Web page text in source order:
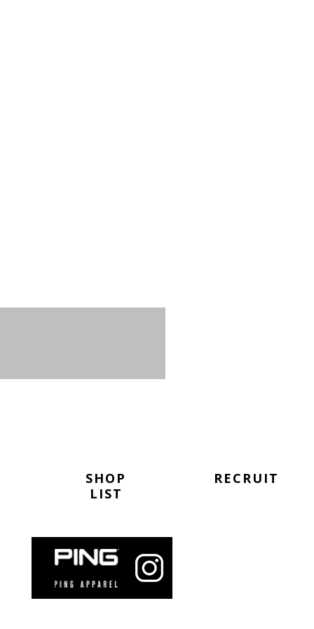
SHOP
LIST
RECRUIT